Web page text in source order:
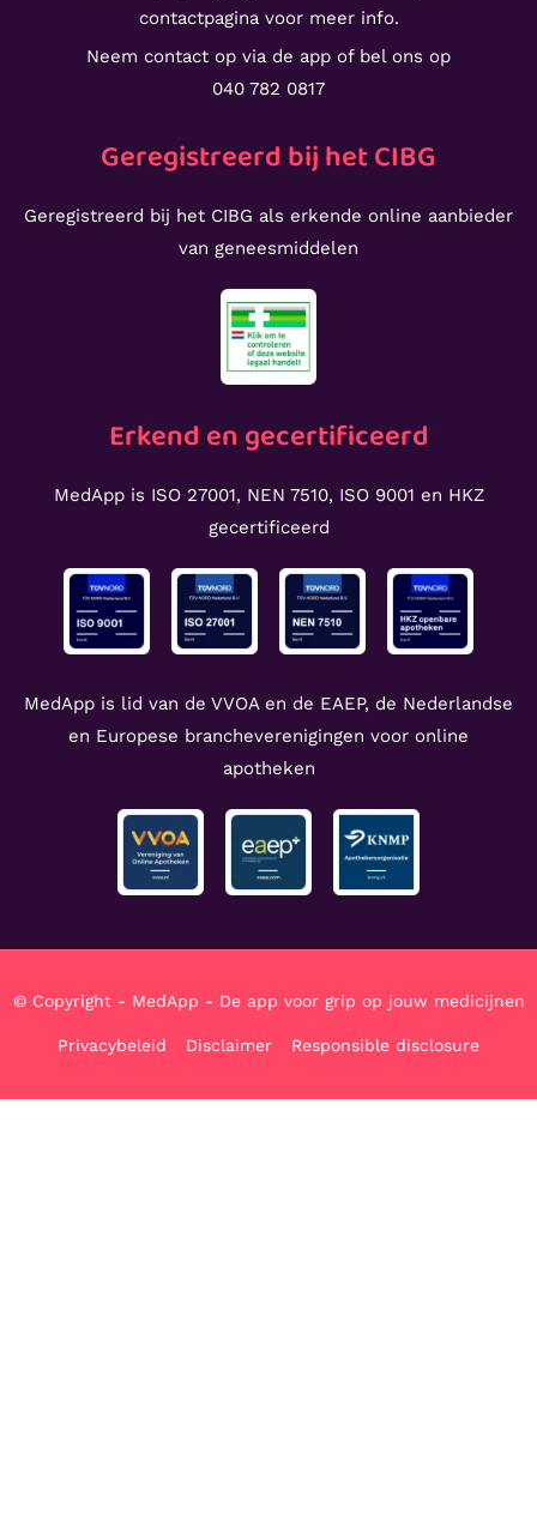
contactpagina voor meer info.
Neem contact op via de app of bel ons op
040 782 0817
Geregistreerd bij het CIBG
Geregistreerd bij het CIBG als erkende online aanbieder
van geneesmiddelen
Erkend en gecertificeerd
MedApp is ISO 27001, NEN 7510, ISO 9001 en HKZ
gecertificeerd
MedApp is lid van de VVOA en de EAEP, de Nederlandse
en Europese brancheverenigingen voor online
apotheken
© Copyright - MedApp - De app voor grip op jouw medicijnen
Privacybeleid Disclaimer Responsible disclosure